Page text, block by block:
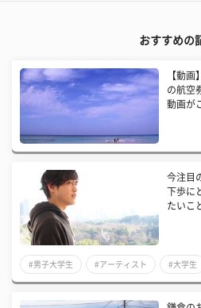
おすすめの
【動
の航空
動画が
今注目
下歩に
たいこ
#男子大学生 #アーティスト #大学生